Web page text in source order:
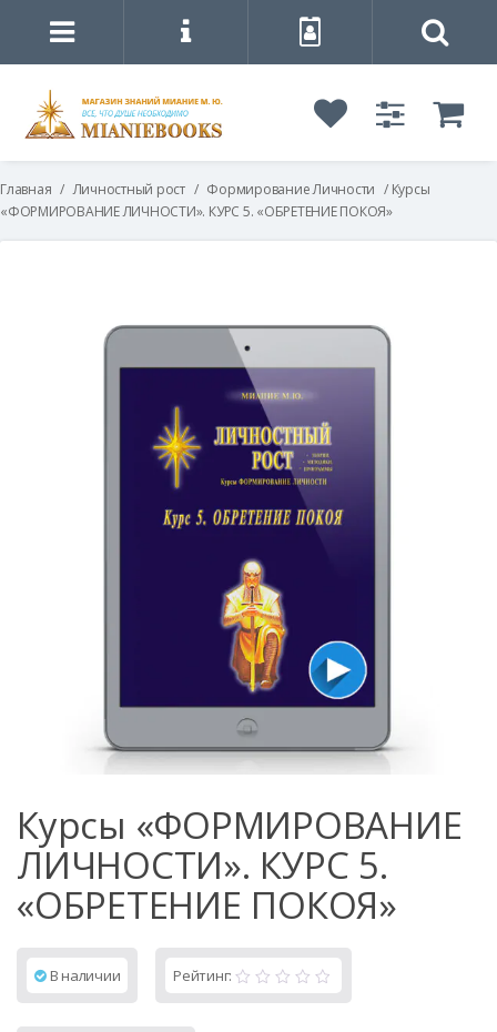
Главная / Личностный рост / Формирование Личности / Курсы
«ФОРМИРОВАНИЕ ЛИЧНОСТИ». КУРС 5. «ОБРЕТЕНИЕ ПОКОЯ»
Курсы «ФОРМИРОВАНИЕ
ЛИЧНОСТИ». КУРС 5.
«ОБРЕТЕНИЕ ПОКОЯ»
В наличии Рейтинг: